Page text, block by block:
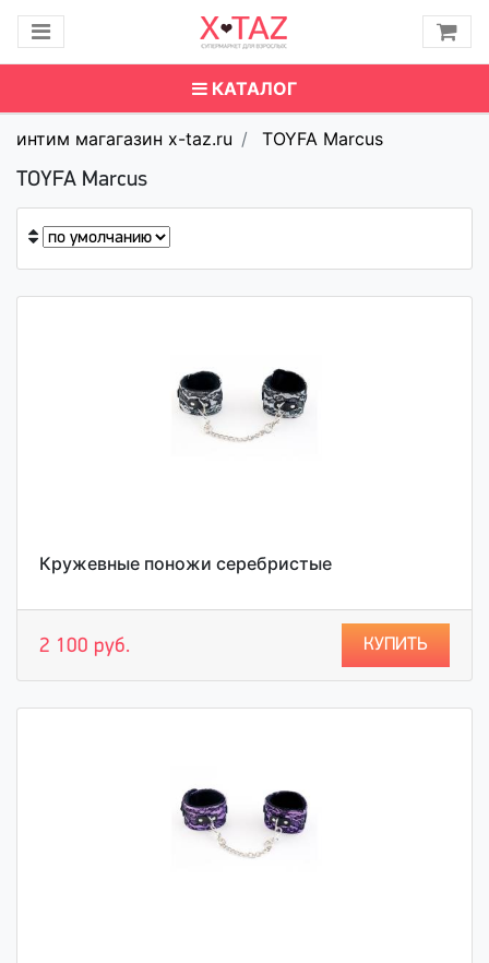
КАТАЛОГ
интим магагазин x-taz.ru
TOYFA Marcus
TOYFA Marcus
Кружевные поножи серебристые
2 100 руб. КУПИТЬ